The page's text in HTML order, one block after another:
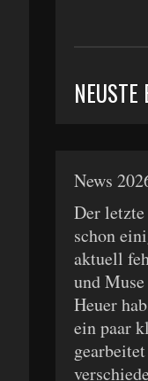
NEUSTE
News
Der
schon
aktuell
und
Heuer
ein paar